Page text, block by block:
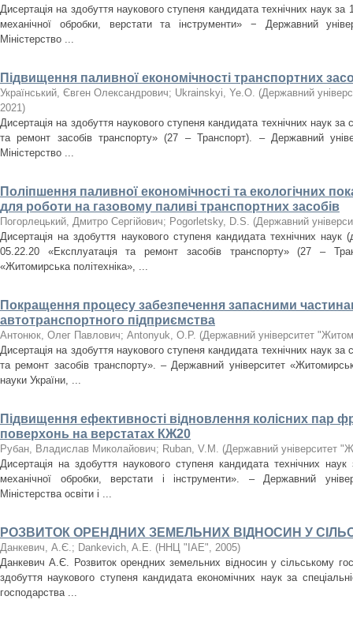
Дисертація на здобуття наукового ступеня кандидата технічних наук
механічної обробки, верстати та інструменти» − Державний
Міністерство ...
Підвищення паливної економічності транспортних
Український, Євген Олександрович; Ukrainskyi, Ye.O. (Державний
2021)
Дисертація на здобуття наукового ступеня кандидата технічних наук за
та ремонт засобів транспорту» (27 – Транспорт). – Державний
Міністерство ...
Поліпшення паливної економічності та екологічних
для роботи на газовому паливі транспортних засобів
Погорлецький, Дмитро Сергійович; Pogorletsky, D.S. (Державний
Дисертація на здобуття наукового ступеня кандидата технічних наук
05.22.20 «Експлуатація та ремонт засобів транспорту» (27 –
«Житомирська політехніка», ...
Покращення процесу забезпечення запасними
автотранспортного підприємства
Антонюк, Олег Павлович; Antonyuk, O.P. (Державний університет
Дисертація на здобуття наукового ступеня кандидата технічних наук за
та ремонт засобів транспорту». – Державний університет
науки України, ...
Підвищення ефективності відновлення колісних пар
поверхонь на верстатах КЖ20
Рубан, Владислав Миколайович; Ruban, V.M. (Державний університет
Дисертація на здобуття наукового ступеня кандидата технічних
механічної обробки, верстати і інструменти». – Державний
Міністерства освіти і ...
РОЗВИТОК ОРЕНДНИХ ЗЕМЕЛЬНИХ ВІДНОСИН У
Данкевич, А.Є.; Dankevich, A.E. (ННЦ "ІАЕ", 2005)
Данкевич А.Є. Розвиток орендних земельних відносин у сільському
здобуття наукового ступеня кандидата економічних наук за
господарства ...